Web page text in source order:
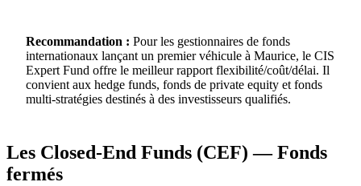
Recommandation : Pour les gestionnaires de fonds
internationaux lançant un premier véhicule à Maurice, le CIS
Expert Fund offre le meilleur rapport flexibilité/coût/délai. Il
convient aux hedge funds, fonds de private equity et fonds
multi-stratégies destinés à des investisseurs qualifiés.
Les Closed-End Funds (CEF) — Fonds
fermés